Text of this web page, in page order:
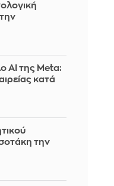
AI της Meta:
κατά
την